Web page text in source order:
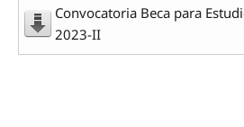
Convocatoria Beca para
2023-II